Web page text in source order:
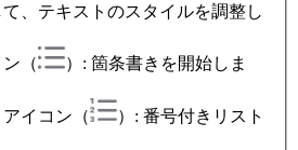
、テキストのスタイルを調整し
（
）: 箇条書きを開始しま
イコン（
）: 番号付きリスト